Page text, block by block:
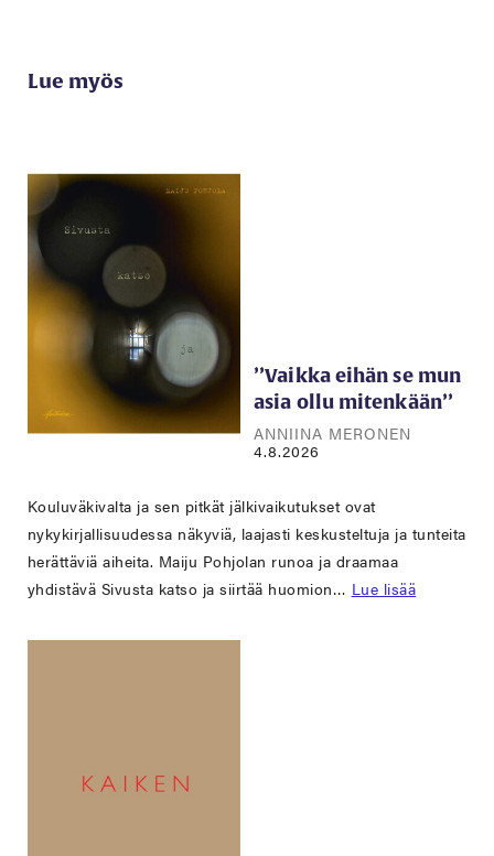
Lue myös
’’Vaikka eihän se mun
asia ollu mitenkään’’
ANNIINA MERONEN
4.8.2026
Kouluväkivalta ja sen pitkät jälkivaikutukset ovat
nykykirjallisuudessa näkyviä, laajasti keskusteltuja ja tunteita
herättäviä aiheita. Maiju Pohjolan runoa ja draamaa
yhdistävä Sivusta katso ja siirtää huomion… Lue lisää